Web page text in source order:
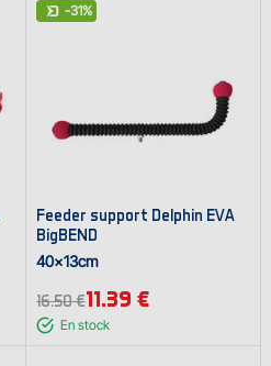
-31%
Feeder support Delphin EVA
BigBEND
40x13cm
16.50 €11.39 €
En stock